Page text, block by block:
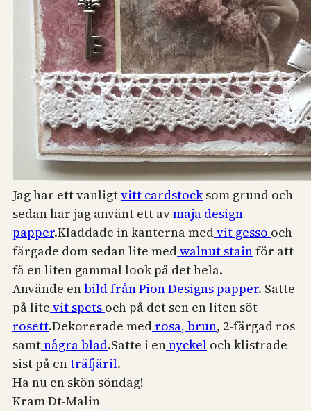
Jag har ett vanligtvitt cardstocksom grund och
sedan har jag använt ett avmaja design
papper.Kladdade in kanterna medvit gesso och
färgade dom sedan lite medwalnut stainför att
få en liten gammal look på det hela.
Använde enbild från Pion Designs papper. Satte
på lite vit spets och på det sen en liten söt
rosett.Dekorerade med rosa, brun, 2-färgad ros
samtnågra blad.Satte i ennyckel och klistrade
sist på enträfjäril.
Ha nu en skön söndag!
Kram Dt-Malin